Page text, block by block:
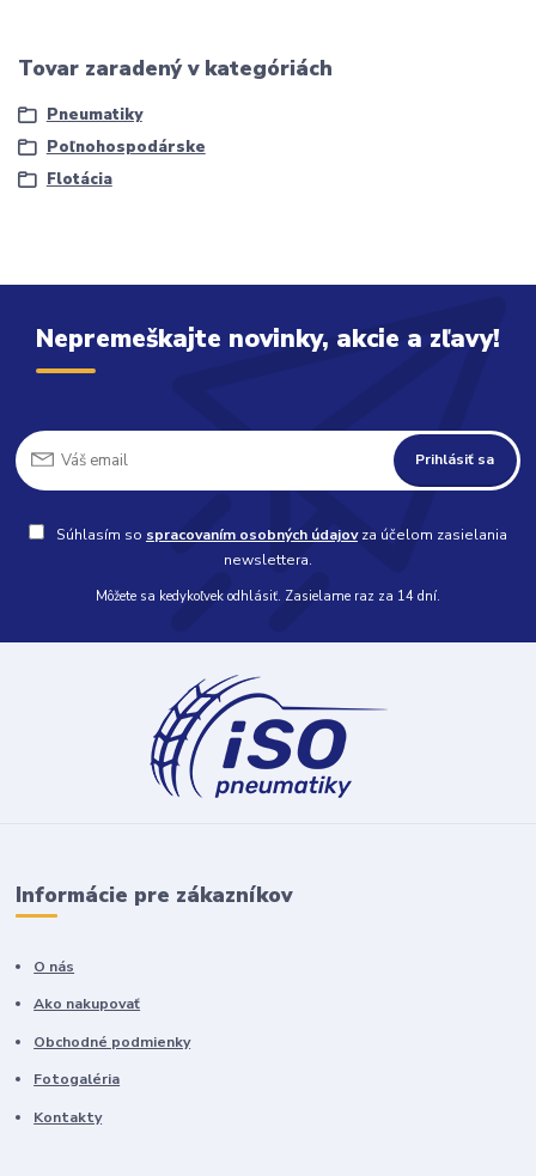
Tovar zaradený v kategóriách
Pneumatiky
Poľnohospodárske
Flotácia
Nepremeškajte novinky, akcie a zľavy!
Prihlásiť sa
Súhlasím so spracovaním osobných údajovza účelom zasielania
newslettera.
Môžete sa kedykoľvek odhlásiť. Zasielame raz za 14 dní.
Informácie pre zákazníkov
O nás
Ako nakupovať
Obchodné podmienky
Fotogaléria
Kontakty